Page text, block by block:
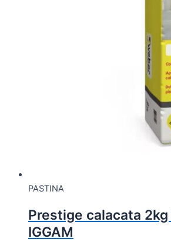
PASTINA
Prestige calacata 2kg
IGGAM